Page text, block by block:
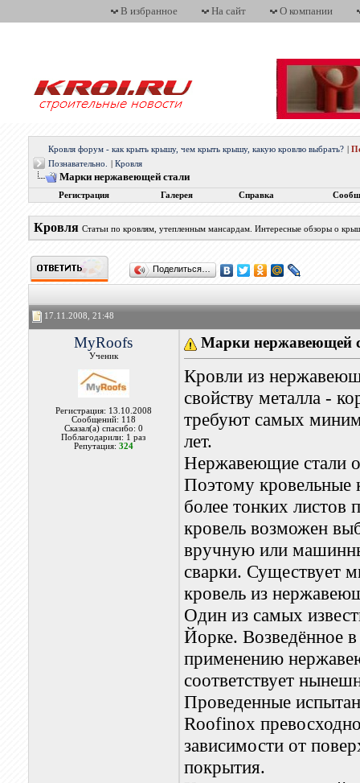
В избранное На сайт О компании
Кровля форум - как крыть крышу, чем крыть крышу, какую кровлю выбрать?
Познавательно.
Кровля
Марки нержавеющей стали
Регистрация Галерея Справка
Кровля Статьи по кровлям, утепленным мансардам. Интересные обзоры о
Поделиться…
17.11.2008, 21:48
MyRoofs
Ученик
Регистрация: 13.10.2008
Сообщений: 118
Сказал(а) спасибо: 0
Поблагодарили: 1 раз
Репутация: 324
Марки нержавеющей
Кровли из
свойству металла -
требуют самых
лет.
Нержавеющие стали
Поэтому кровельные
более тонких
кровель возможен
вручную или
сварки. Существует
кровель из
Один из самых
Йорке. Возведённое
применению
соответствует
Проведенные
Roofinox
зависимости от
покрытия.